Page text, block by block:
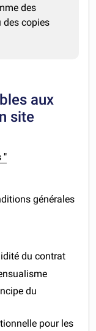
des
des copies
aux
site
"
générales
du contrat
du
pour les